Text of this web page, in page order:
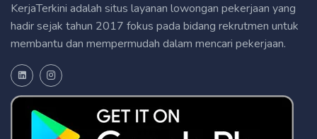
KerjaTerkini adalah situs layanan lowongan pekerjaan yang
hadir sejak tahun 2017 fokus pada bidang rekrutmen untuk
membantu dan mempermudah dalam mencari pekerjaan.